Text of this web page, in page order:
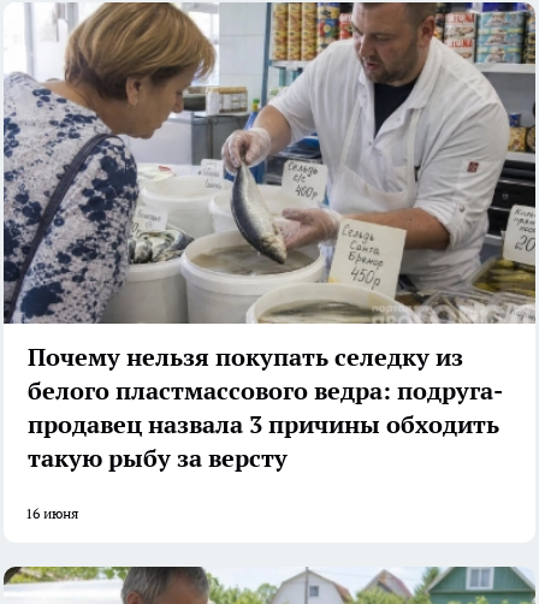
Почему нельзя покупать селедку из
белого пластмассового ведра: подруга-
продавец назвала 3 причины обходить
такую рыбу за версту
16 июня